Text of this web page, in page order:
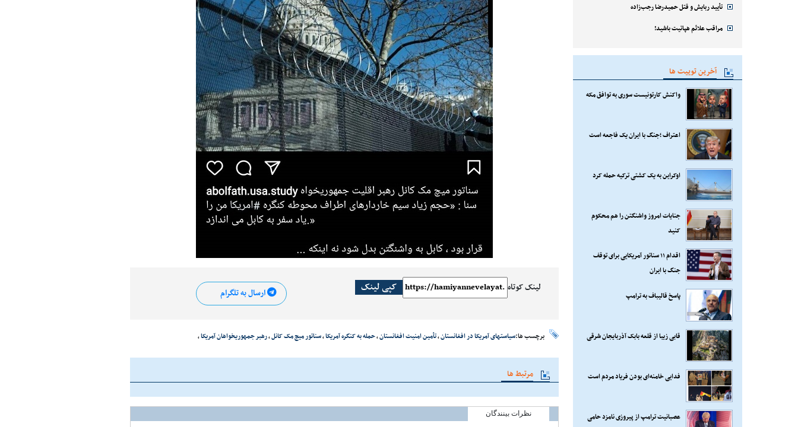
تأیید ربایش و قتل حمیدرضا رجب‌زاده
مراقب علائم هپاتیت باشید!
آخرین توییت ها
واکنش کارتونیست سوری به توافق مکه
اعتراف ؛جنگ با ایران یک فاجعه است
اوکراین به یک کشتی ترکیه حمله کرد
جنایات امروز واشنگتن را هم محکوم
کنید
اقدام ۱۱ سناتور آمریکایی برای توقف
جنگ با ایران
پاسخ قالیباف به ترامپ
قابی زیبا از قلعه بابک آذربایجان شرقی
فدایی خامنه‌ای بودن فریاد مردم است
عصبانیت ترامپ از پیروزی نامزد حامی
لینک کوتاه کپی لینک ارسال به تلگرام
برچسب ها:سیاستهای آمریکا در افغانستان،تأمین امنیت افغانستان،حمله به کنگره آمریکا،سناتور میچ مک کانل،رهبر جمهوریخواهان آمریکا،
مرتبط ها
نظرات بینندگان